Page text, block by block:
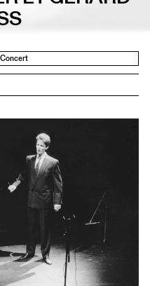
Concert